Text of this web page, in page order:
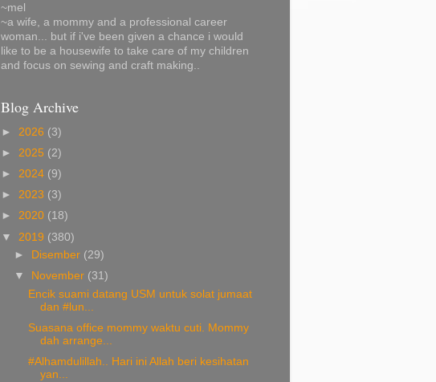
~mel
~a wife, a mommy and a professional career
woman... but if i've been given a chance i would
like to be a housewife to take care of my children
and focus on sewing and craft making..
Blog Archive
► 2026 (3)
► 2025 (2)
► 2024 (9)
► 2023 (3)
► 2020 (18)
▼ 2019 (380)
►
Disember (29)
▼
November (31)
Encik suami datang USM untuk solat jumaat
dan #lun...
Suasana office mommy waktu cuti. Mommy
dah arrange...
#Alhamdulillah.. Hari ini Allah beri kesihatan
yan...